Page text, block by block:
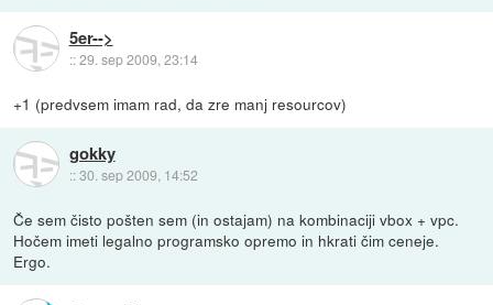
5er-->
::29. sep 2009, 23:14
+1 (predvsem imam rad, da zre manj resourcov)
gokky
::30. sep 2009, 14:52
Če sem čisto pošten sem (in ostajam) na kombinaciji vbox + vpc.
Hočem imeti legalno programsko opremo in hkrati čim ceneje.
Ergo.